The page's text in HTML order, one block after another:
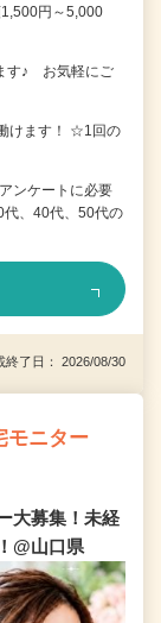
円～5,000
す♪ お気軽にご
けます！ ☆1回の
ンケートに必要
、40代、50代の
了日： 2026/08/30
モニター
大募集！未経
@山口県